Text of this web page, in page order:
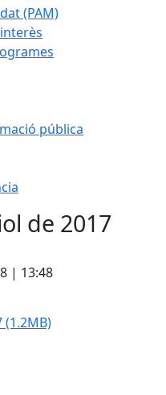
(PAM)
pública
de 2017
| 13:48
(1.2MB)